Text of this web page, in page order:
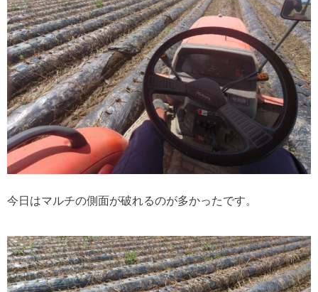
今日はマルチの側面が破れるのが多かったです。